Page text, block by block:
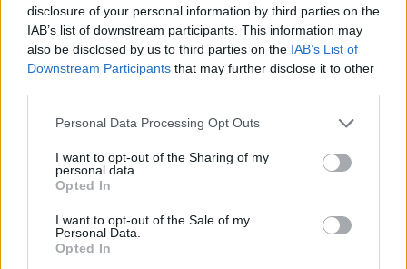
disclosure of your personal information by third parties on the
IAB’s list of downstream participants. This information may
also be disclosed by us to third parties on the IAB’s List of
Downstream Participants that may further disclose it to other
Personal Data Processing Opt Outs
I want to opt-out of the Sharing of my
personal data.
Opted In
I want to opt-out of the Sale of my
Personal Data.
Opted In
Punk77
Forum Apprentice
BA_Bastet said:↑
Stanowisko nadal działa, przepisy są, nie próbowałam jednak
Zapraszam do zapoznania się z ogłoszeniem:
Geraldinio-rozumiem, że zadziałało? Bo u mnie wszystko w
porządku, innych zgłoszeń też nie widziałam.